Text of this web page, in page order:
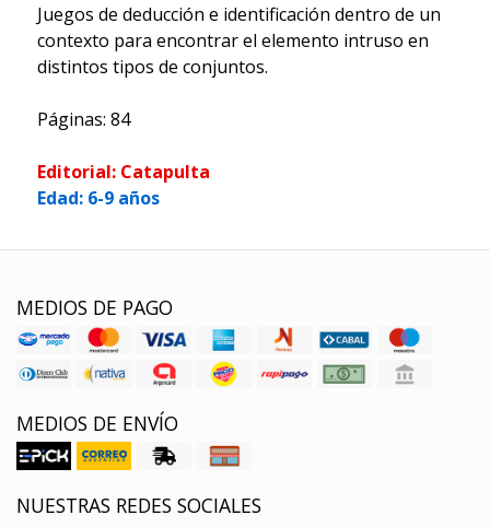
Juegos de deducción e identificación dentro de un
contexto para encontrar el elemento intruso en
distintos tipos de conjuntos.
Páginas: 84
Editorial: Catapulta
Edad: 6-9 años
MEDIOS DE PAGO
MEDIOS DE ENVÍO
NUESTRAS REDES SOCIALES